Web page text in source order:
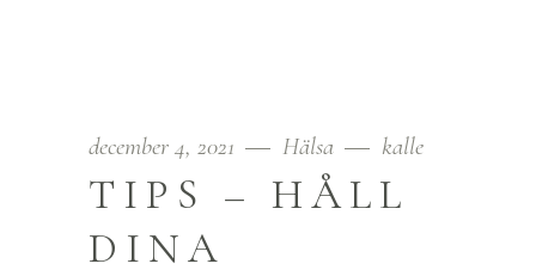
december 4, 2021 Hälsa kalle
TIPS – HÅLL
DINA